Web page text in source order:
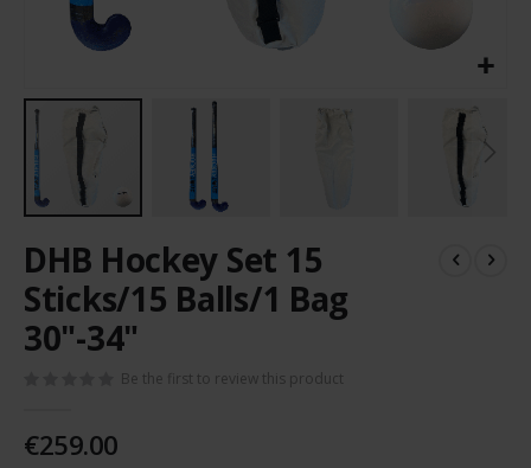
to
the
beginning
of
the
DHB Hockey Set 15
Sticks/15 Balls/1 Bag
30"-34"
Be the first to review this product
€259.00